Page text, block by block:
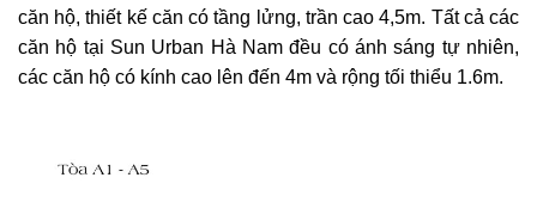
căn hộ, thiết kế căn có tầng lửng, trần cao 4,5m. Tất cả các
căn hộ tại Sun Urban Hà Nam đều có ánh sáng tự nhiên,
các căn hộ có kính cao lên đến 4m và rộng tối thiểu 1.6m.